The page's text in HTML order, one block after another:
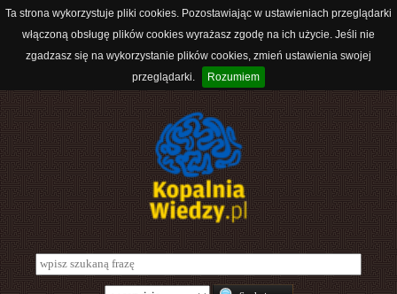
Ta strona wykorzystuje pliki cookies. Pozostawiając w ustawieniach przeglądarki
włączoną obsługę plików cookies wyrażasz zgodę na ich użycie. Jeśli nie
zgadzasz się na wykorzystanie plików cookies, zmień ustawienia swojej
przeglądarki.
Rozumiem